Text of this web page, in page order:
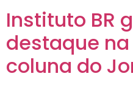
Instituto BR
destaque
coluna do